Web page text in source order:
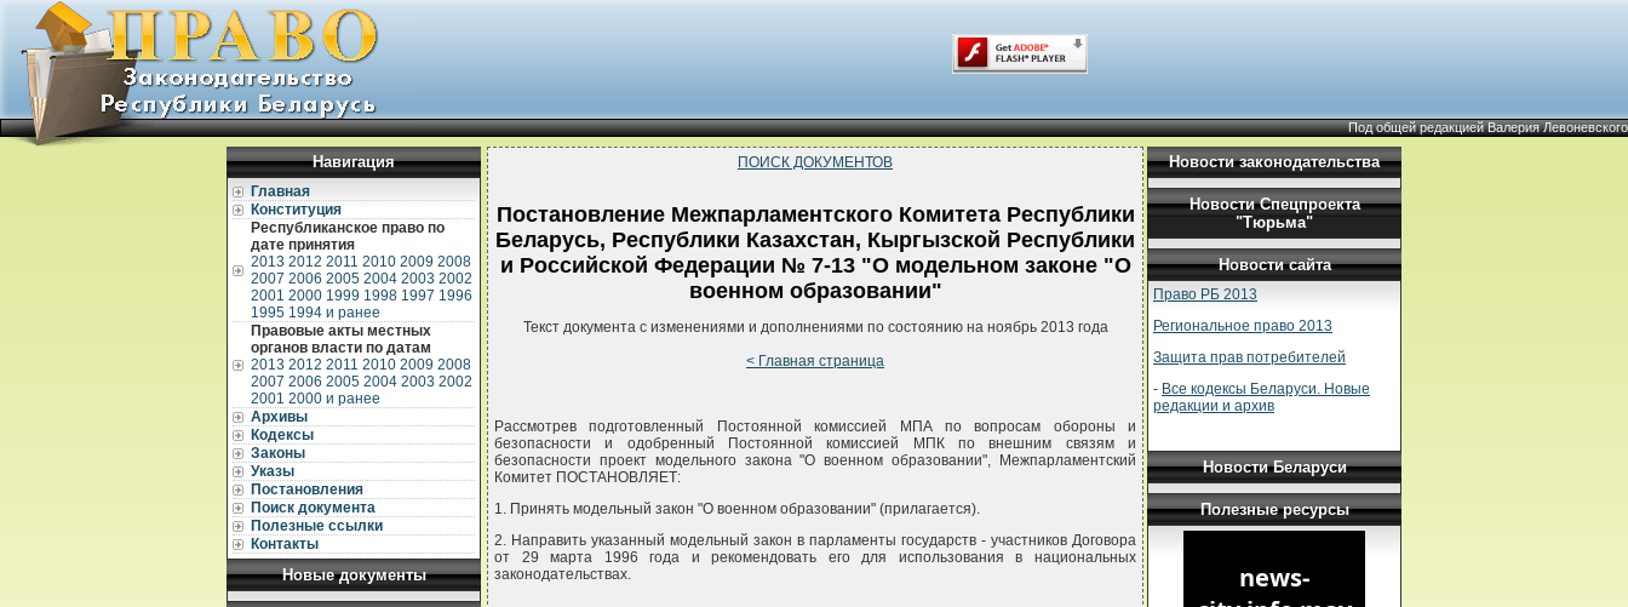
Под общей редакцией Валерия Левоневского
Навигация
Главная
Конституция
Республиканское право по
дате принятия
2013 2012 2011 2010 2009 2008
2007 2006 2005 2004 2003 2002
2001 2000 1999 1998 1997 1996
1995 1994 и ранее
Правовые акты местных
органов власти по датам
2013 2012 2011 2010 2009 2008
2007 2006 2005 2004 2003 2002
2001 2000 и ранее
Архивы
Кодексы
Законы
Указы
Постановления
Поиск документа
Полезные ссылки
Контакты
Новые документы
ПОИСК ДОКУМЕНТОВ
Постановление Межпарламентского Комитета Республики
Беларусь, Республики Казахстан, Кыргызской Республики
и Российской Федерации № 7-13 "О модельном законе "О
военном образовании"
Текст документа с изменениями и дополнениями по состоянию на ноябрь 2013 года
< Главная страница
Рассмотрев подготовленный Постоянной комиссией МПА по вопросам обороны и
безопасности и одобренный Постоянной комиссией МПК по внешним связям и
безопасности проект модельного закона "О военном образовании", Межпарламентский
Комитет ПОСТАНОВЛЯЕТ:
1. Принять модельный закон "О военном образовании" (прилагается).
2. Направить указанный модельный закон в парламенты государств - участников Договора
от 29 марта 1996 года и рекомендовать его для использования в национальных
законодательствах.
Новости законодательства
Новости Спецпроекта
"Тюрьма"
Новости сайта
Право РБ 2013
Региональное право 2013
Защита прав потребителей
- Все кодексы Беларуси. Новые
редакции и архив
Новости Беларуси
Полезные ресурсы